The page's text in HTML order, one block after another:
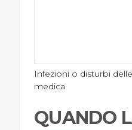
Infezioni o disturbi
medica
QUANDO